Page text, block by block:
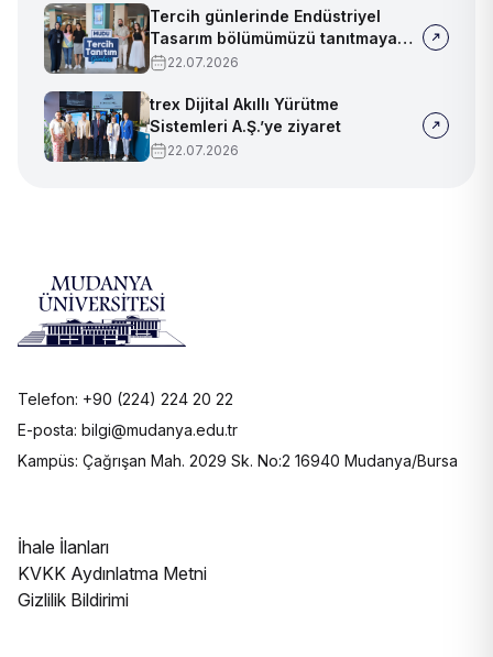
Tercih günlerinde Endüstriyel
Tasarım bölümümüzü tanıtmaya
devam ediyoruz!
22.07.2026
trex Dijital Akıllı Yürütme
Sistemleri A.Ş.’ye ziyaret
22.07.2026
Telefon: +90 (224) 224 20 22
E-posta: bilgi@mudanya.edu.tr
Kampüs: Çağrışan Mah. 2029 Sk. No:2 16940 Mudanya/Bursa
İhale İlanları
KVKK Aydınlatma Metni
Gizlilik Bildirimi